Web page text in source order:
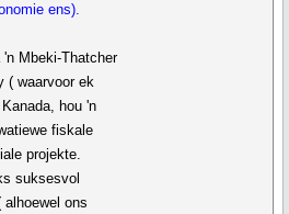
ens).
Mbeki-Thatcher
( waarvoor ek
hou 'n
fiskale
projekte.
suksesvol
ons